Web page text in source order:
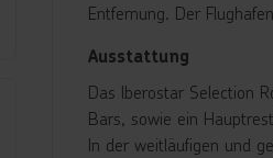
Entfernung. Der
Ausstattung
Das Iberostar Selection
Bars, sowie ein
In der weitläufigen und